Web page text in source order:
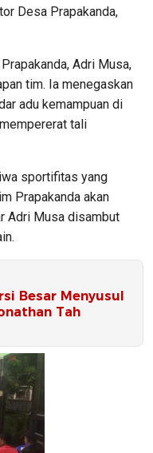
Desa Prapakanda,
Adri Musa,
tim. Ia menegaskan
adu kemampuan di
tali
sportifitas yang
Prapakanda akan
Adri Musa disambut
Besar Menyusul
Tah